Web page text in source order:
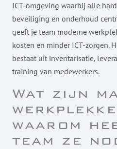
ICT-omgeving waarbij alle
beveiliging en onderhoud
geeft je team moderne
kosten en minder ICT-zorgen.
bestaat uit inventarisatie,
training van medewerkers.
Wat zijn
waarom
team ze